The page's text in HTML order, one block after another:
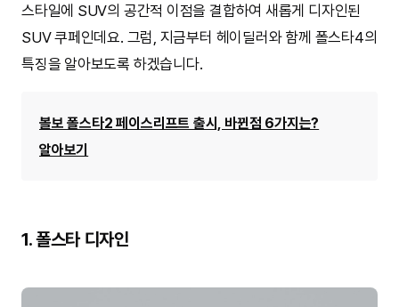
스타일에 SUV의 공간적 이점을 결합하여 새롭게 디자인된
SUV 쿠페인데요. 그럼, 지금부터 헤이딜러와 함께 폴스타4의
특징을 알아보도록 하겠습니다.
볼보 폴스타2 페이스리프트 출시, 바뀐점 6가지는?
알아보기
1. 폴스타 디자인